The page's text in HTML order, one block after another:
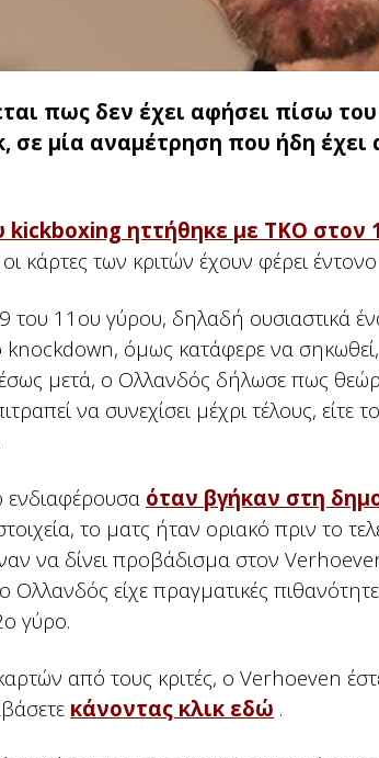
πως δεν έχει αφήσει πίσω
σε μία αναμέτρηση που ήδη έχει
ηττήθηκε με ΤΚΟ στον
κάρτες των κριτών έχουν φέρει
του 11ου γύρου, δηλαδή ουσιαστικά
knockdown, όμως κατάφερε να
μετά, ο Ολλανδός δήλωσε πως
να συνεχίσει μέχρι τέλους, είτε
ενδιαφέρουσα όταν βγήκαν στη
το ματς ήταν οριακό πριν το
να δίνει προβάδισμα στον
Ολλανδός είχε πραγματικές
γύρο.
από τους κριτές, ο Verhoeven
κάνοντας κλικ εδώ .